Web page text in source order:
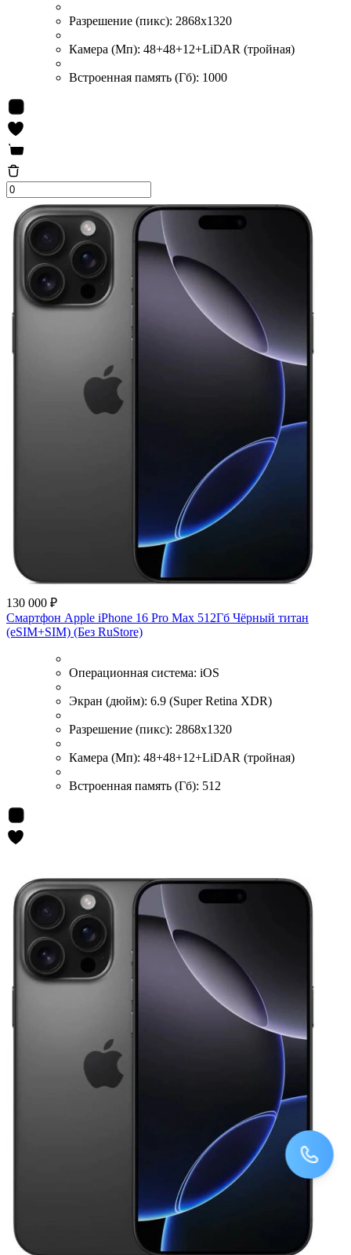
Разрешение (пикс): 2868x1320
Камера (Мп): 48+48+12+LiDAR (тройная)
Встроенная память (Гб): 1000
130 000 ₽
Смартфон Apple iPhone 16 Pro Max 512Гб Чёрный титан
(eSIM+SIM) (Без RuStore)
Операционная система: iOS
Экран (дюйм): 6.9 (Super Retina XDR)
Разрешение (пикс): 2868x1320
Камера (Мп): 48+48+12+LiDAR (тройная)
Встроенная память (Гб): 512